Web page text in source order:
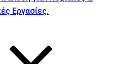
Εργασίες.